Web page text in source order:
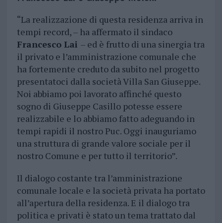
“La realizzazione di questa residenza arriva in
tempi record, – ha affermato il sindaco
Francesco Lai – ed è frutto di una sinergia tra
il privato e l’amministrazione comunale che
ha fortemente creduto da subito nel progetto
presentatoci dalla società Villa San Giuseppe.
Noi abbiamo poi lavorato affinché questo
sogno di Giuseppe Casillo potesse essere
realizzabile e lo abbiamo fatto adeguando in
tempi rapidi il nostro Puc. Oggi inauguriamo
una struttura di grande valore sociale per il
nostro Comune e per tutto il territorio”.
Il dialogo costante tra l’amministrazione
comunale locale e la società privata ha portato
all’apertura della residenza. E il dialogo tra
politica e privati è stato un tema trattato dal